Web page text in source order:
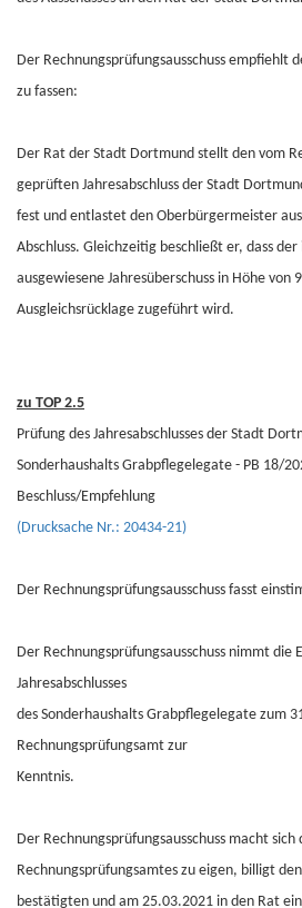
Der Rechnungsprüfungsausschuss empfiehlt
zu fassen:
Der Rat der Stadt Dortmund stellt den vom
geprüften Jahresabschluss der Stadt
fest und entlastet den Oberbürgermeister
Abschluss. Gleichzeitig beschließt er, dass der
ausgewiesene Jahresüberschuss in Höhe von
Ausgleichsrücklage zugeführt wird.
zu TOP 2.5
Prüfung des Jahresabschlusses der Stadt
Sonderhaushalts Grabpflegelegate - PB 18/
Beschluss/Empfehlung
(Drucksache Nr.: 20434-21)
Der Rechnungsprüfungsausschuss fasst
Der Rechnungsprüfungsausschuss nimmt die
Jahresabschlusses
des Sonderhaushalts Grabpflegelegate zum
Rechnungsprüfungsamt zur
Kenntnis.
Der Rechnungsprüfungsausschuss macht
Rechnungsprüfungsamtes zu eigen, billigt
bestätigten und am 25.03.2021 in den Rat